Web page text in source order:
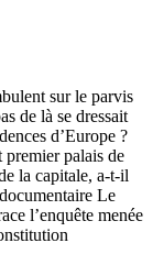
sur le parvis
de là se dressait
d’Europe ?
palais de
la capitale, a-t-il
Le
l’enquête menée